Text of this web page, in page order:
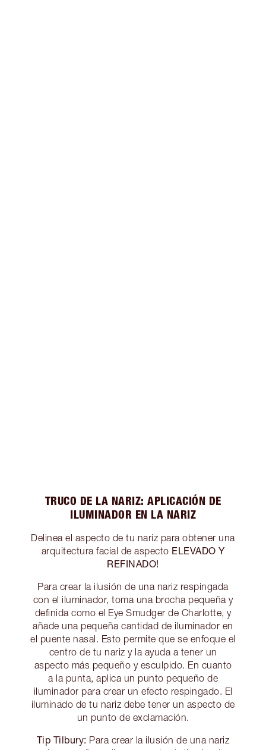
TRUCO DE LA NARIZ: APLICACIÓN DE
ILUMINADOR EN LA NARIZ
Delinea el aspecto de tu nariz para obtener una
arquitectura facial de aspecto ELEVADO Y
REFINADO!
Para crear la ilusión de una nariz respingada
con el iluminador, toma una brocha pequeña y
definida como el Eye Smudger de Charlotte, y
añade una pequeña cantidad de iluminador en
el puente nasal. Esto permite que se enfoque el
centro de tu nariz y la ayuda a tener un
aspecto más pequeño y esculpido. En cuanto
a la punta, aplica un punto pequeño de
iluminador para crear un efecto respingado. El
iluminado de tu nariz debe tener un aspecto de
un punto de exclamación.
Tip Tilbury: Para crear la ilusión de una nariz